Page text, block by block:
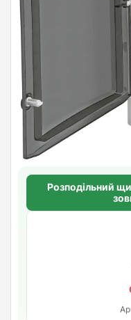
Розподільний